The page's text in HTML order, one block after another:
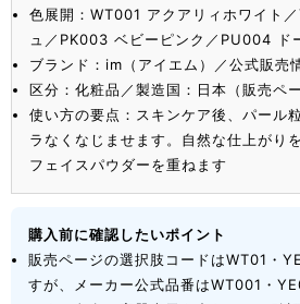
色展開：WT001 アクアリィホワイト
ュ／PK003 ベビーピンク／PU004 ド
ブランド：im（アイエム）／公式販売
区分：化粧品／製造国：日本（販売ペ
使い方の要点：スキンケア後、パール
ラなくなじませます。自然な仕上がり
フェイスパウダーを重ねます
購入前に確認したいポイント
販売ページの選択肢コードはWT01・
すが、メーカー公式品番はWT001・